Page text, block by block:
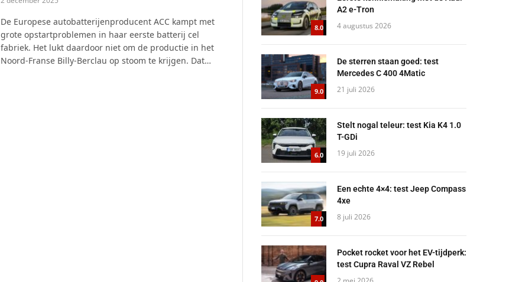
De Europese autobatterijenproducent ACC kampt met
grote opstartproblemen in haar eerste batterij cel
fabriek. Het lukt daardoor niet om de productie in het
Noord-Franse Billy-Berclau op stoom te krijgen. Dat…
8.0
A2 e-Tron
4 augustus 2026
9.0
De sterren staan goed: test
Mercedes C 400 4Matic
21 juli 2026
6.0
Stelt nogal teleur: test Kia K4 1.0
T-GDi
19 juli 2026
7.0
Een echte 4×4: test Jeep Compass
4xe
8 juli 2026
Pocket rocket voor het EV-tijdperk:
test Cupra Raval VZ Rebel